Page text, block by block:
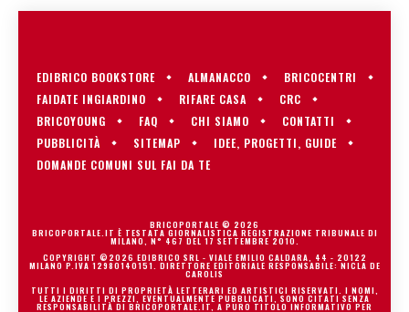
EDIBRICO BOOKSTORE ALMANACCO
BRICOCENTRI
FAIDATE INGIARDINO
RIFARE CASA
CRC
BRICOYOUNG
FAQ CHI SIAMO
CONTATTI
PUBBLICITÀ
SITEMAP
IDEE, PROGETTI, GUIDE
DOMANDE COMUNI SUL FAI DA TE
BRICOPORTALE © 2026
BRICOPORTALE.IT È TESTATA GIORNALISTICA REGISTRAZIONE TRIBUNALE DI
MILANO, N° 467 DEL 17 SETTEMBRE 2010.
COPYRIGHT ©2026 EDIBRICO SRL - VIALE EMILIO CALDARA, 44 - 20122
MILANO P.IVA 12980140151. DIRETTORE EDITORIALE RESPONSABILE: NICLA DE
CAROLIS
TUTTI I DIRITTI DI PROPRIETÀ LETTERARI ED ARTISTICI RISERVATI. I NOMI,
LE AZIENDE E I PREZZI, EVENTUALMENTE PUBBLICATI, SONO CITATI SENZA
RESPONSABILITÀ DI BRICOPORTALE.IT, A PURO TITOLO INFORMATIVO PER